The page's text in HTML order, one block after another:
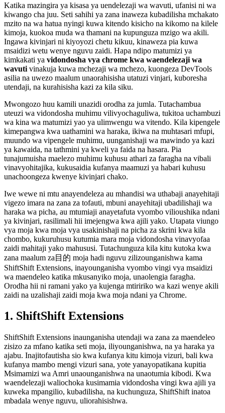
Katika mazingira ya kisasa ya uendelezaji wa wavuti, ufanisi ni wa
kiwango cha juu. Seti sahihi ya zana inaweza kubadilisha mchakato
mzito na wa hatua nyingi kuwa kitendo kisicho na kikomo na kilele
kimoja, kuokoa muda wa thamani na kupunguza mzigo wa akili.
Ingawa kivinjari ni kiyoyozi chetu kikuu, kinaweza pia kuwa
msaidizi wetu wenye nguvu zaidi. Hapa ndipo matumizi ya
kimkakati ya vidondosha vya chrome kwa waendelezaji wa
wavuti vinakuja kuwa mchezaji wa mchezo, kuongeza DevTools
asilia na uwezo maalum unaorahisisha utatuzi vinjari, kuboresha
utendaji, na kurahisisha kazi za kila siku.
Mwongozo huu kamili unazidi orodha za jumla. Tutachambua
uteuzi wa vidondosha muhimu vilivyochaguliwa, tukitoa uchambuzi
wa kina wa matumizi yao ya ulimwengu wa vitendo. Kila kipengele
kimepangwa kwa uathamini wa haraka, ikiwa na muhtasari mfupi,
muundo wa vipengele muhimu, uunganishaji wa mawindo ya kazi
ya kawaida, na tathmini ya kweli ya faida na hasara. Pia
tunajumuisha maelezo muhimu kuhusu athari za faragha na vibali
vinavyohitajika, kukusaidia kufanya maamuzi ya habari kuhusu
unachoongeza kwenye kivinjari chako.
Iwe wewe ni mtu anayendeleza au mhandisi wa uthabaji anayehitaji
vigezo imara na zana za tofauti, mbuni anayehitaji ubadilishaji wa
haraka wa picha, au mtumiaji anayetafuta vyombo vilioushika ndani
ya kivinjari, rasilimali hii imejengwa kwa ajili yako. Utapata viungo
vya moja kwa moja vya usakinishaji na picha za skrini kwa kila
chombo, kukuruhusu kutumia mara moja vidondosha vinavyofaa
zaidi mahitaji yako mahususi. Tutachunguza kila kitu kutoka kwa
zana maalum za目的 moja hadi nguvu zilizounganishwa kama
ShiftShift Extensions, inayounganisha vyombo vingi vya msaidizi
wa maendeleo katika mkusanyiko moja, unaolengia faragha.
Orodha hii ni ramani yako ya kujenga mtiririko wa kazi wenye akili
zaidi na uzalishaji zaidi moja kwa moja ndani ya Chrome.
1. ShiftShift Extensions
ShiftShift Extensions inaunganisha utendaji wa zana za maendeleo
zisizo za mfano katika seti moja, iliyounganishwa, na ya haraka ya
ajabu. Inajitofautisha sio kwa kufanya kitu kimoja vizuri, bali kwa
kufanya mambo mengi vizuri sana, yote yanayopatikana kupitia
Msimamizi wa Amri unaounganishwa na unaotumia kibodi. Kwa
waendelezaji waliochoka kusimamia vidondosha vingi kwa ajili ya
kuweka mpangilio, kubadilisha, na kuchunguza, ShiftShift inatoa
mbadala wenye nguvu, uliorahisishwa.